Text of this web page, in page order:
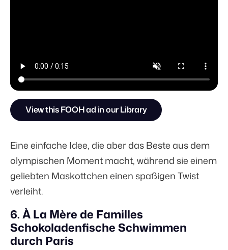
View this FOOH ad in our Library
Eine einfache Idee, die aber das Beste aus dem
olympischen Moment macht, während sie einem
geliebten Maskottchen einen spaßigen Twist
verleiht.
6. À La Mère de Familles
Schokoladenfische Schwimmen
durch Paris